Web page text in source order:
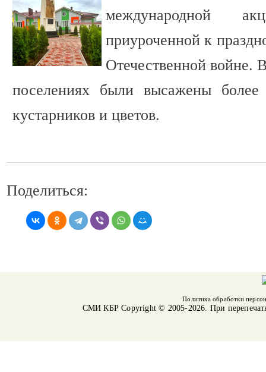
международной
приуроченной к
Отечественной войне.
поселениях были высажены более
кустарников и цветов.
Поделиться:
Политика обработки
СМИ КБРCopyright © 2005-2026. При